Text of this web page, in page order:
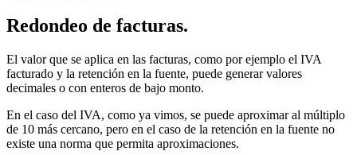
Redondeo de facturas.
El valor que se aplica en las facturas, como por ejemplo el IVA
facturado y la retención en la fuente, puede generar valores
decimales o con enteros de bajo monto.
En el caso del IVA, como ya vimos, se puede aproximar al múltiplo
de 10 más cercano, pero en el caso de la retención en la fuente no
existe una norma que permita aproximaciones.